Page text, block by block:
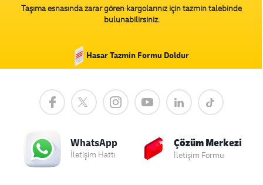
Taşıma esnasında zarar gören kargolarınız için tazmin talebinde
bulunabilirsiniz.
Hasar Tazmin Formu Doldur
WhatsApp
İletişim Hattı
Çözüm Merkezi
İletişim Formu